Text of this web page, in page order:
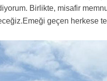
Birlikte, misafir
geçen herkese